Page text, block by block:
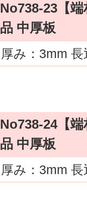
No738-23【
品 中厚板
厚み：3mm
No738-24【
品 中厚板
厚み：3mm